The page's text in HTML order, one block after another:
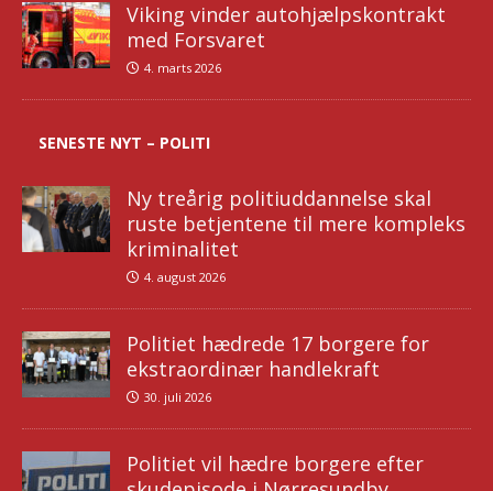
Viking vinder autohjælpskontrakt
med Forsvaret
4. marts 2026
SENESTE NYT – POLITI
Ny treårig politiuddannelse skal
ruste betjentene til mere kompleks
kriminalitet
4. august 2026
Politiet hædrede 17 borgere for
ekstraordinær handlekraft
30. juli 2026
Politiet vil hædre borgere efter